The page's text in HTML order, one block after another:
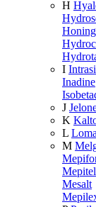
H
I
Inadine
J
K
L
M
Mepitel
Mesalt